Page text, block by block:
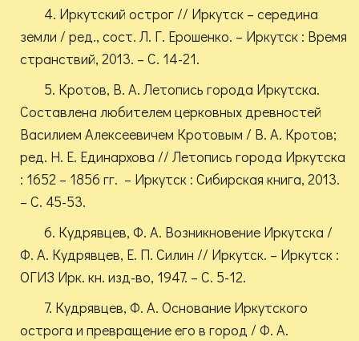
4. Иркутский острог // Иркутск – середина
земли / ред., сост. Л. Г. Ерошенко. – Иркутск : Время
странствий, 2013. – С. 14-21.
5. Кротов, В. А. Летопись города Иркутска.
Составлена любителем церковных древностей
Василием Алексеевичем Кротовым / В. А. Кротов;
ред. Н. Е. Единархова // Летопись города Иркутска
: 1652 – 1856 гг. – Иркутск : Сибирская книга, 2013.
– С. 45-53.
6. Кудрявцев, Ф. А. Возникновение Иркутска /
Ф. А. Кудрявцев, Е. П. Силин // Иркутск. – Иркутск :
ОГИЗ Ирк. кн. изд-во, 1947. – С. 5-12.
7. Кудрявцев, Ф. А. Основание Иркутского
острога и превращение его в город / Ф. А.